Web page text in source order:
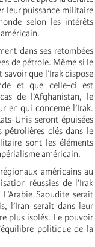
leur puissance militaire
selon les intérêts
dans ses retombées
de pétrole. Même si le
que l’Irak dispose
et que celle-ci est
de l’Afghanistan, le
en qui concerne l’Irak.
Unis seront épuisées
pétrolières clés dans le
sont les éléments
américain.
américains au
réussies de l’Irak
Saoudite serait
l’Iran serait dans leur
plus isolés. Le pouvoir
politique de la